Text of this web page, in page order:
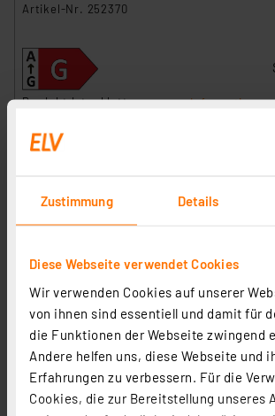
Zustimmung Details
Diese Webseite verwendet Cookies
Wir verwenden Cookies auf unserer
von ihnen sind essentiell und damit für
die Funktionen der Webseite zwingend
Andere helfen uns, diese Webseite und
Erfahrungen zu verbessern. Für die
Cookies, die zur Bereitstellung unseres
Artikel-Nr. 252370
Produktdatenblatt
Informationen
MR16, 630 lm, warmweiß (3000 K), 60°,